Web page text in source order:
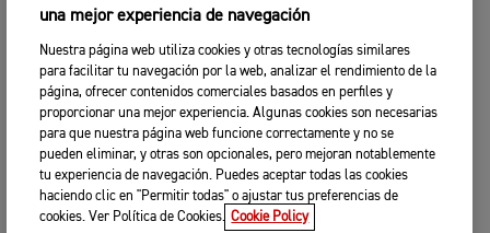
una mejor experiencia de navegación
Nuestra página web utiliza cookies y otras tecnologías similares
para facilitar tu navegación por la web, analizar el rendimiento de la
página, ofrecer contenidos comerciales basados en perfiles y
proporcionar una mejor experiencia. Algunas cookies son necesarias
para que nuestra página web funcione correctamente y no se
pueden eliminar, y otras son opcionales, pero mejoran notablemente
tu experiencia de navegación. Puedes aceptar todas las cookies
haciendo clic en "Permitir todas" o ajustar tus preferencias de
cookies. Ver Política de Cookies. Cookie Policy